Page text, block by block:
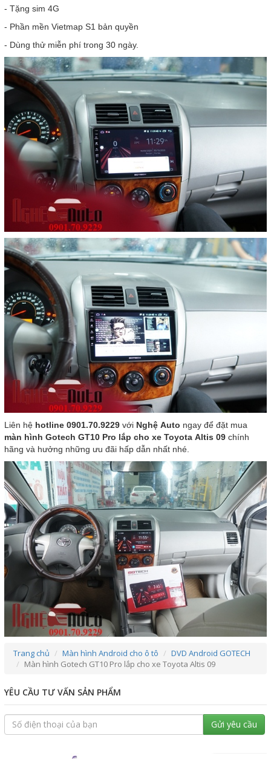
- Tặng sim 4G
- Phần mền Vietmap S1 bản quyền
- Dùng thử miễn phí trong 30 ngày.
Liên hệ hotline 0901.70.9229 với Nghệ Auto ngay để đặt mua
màn hình Gotech GT10 Pro lắp cho xe Toyota Altis 09 chính
hãng và hưởng những ưu đãi hấp dẫn nhất nhé.
Trang chủ Màn hình Android cho ô tô
DVD Android GOTECH
Màn hình Gotech GT10 Pro lắp cho xe Toyota Altis 09
YÊU CẦU TƯ VẤN SẢN PHẨM
Gửi yêu cầu